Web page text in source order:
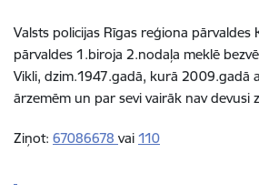
Valsts policijas Rīgas reģiona pārvaldes
pārvaldes 1.biroja 2.nodaļa meklē
Vikli, dzim.1947.gadā, kurā 2009.gadā
ārzemēm un par sevi vairāk nav devusi
Ziņot: 67086678 vai 110